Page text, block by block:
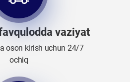
vaziyat
oson kirish uchun 24/7
ochiq